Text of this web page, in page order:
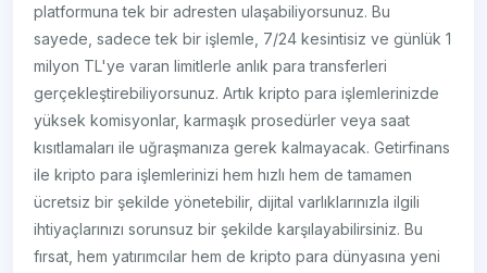
platformuna tek bir adresten ulaşabiliyorsunuz. Bu
sayede, sadece tek bir işlemle, 7/24 kesintisiz ve günlük 1
milyon TL'ye varan limitlerle anlık para transferleri
gerçekleştirebiliyorsunuz. Artık kripto para işlemlerinizde
yüksek komisyonlar, karmaşık prosedürler veya saat
kısıtlamaları ile uğraşmanıza gerek kalmayacak. Getirfinans
ile kripto para işlemlerinizi hem hızlı hem de tamamen
ücretsiz bir şekilde yönetebilir, dijital varlıklarınızla ilgili
ihtiyaçlarınızı sorunsuz bir şekilde karşılayabilirsiniz. Bu
fırsat, hem yatırımcılar hem de kripto para dünyasına yeni